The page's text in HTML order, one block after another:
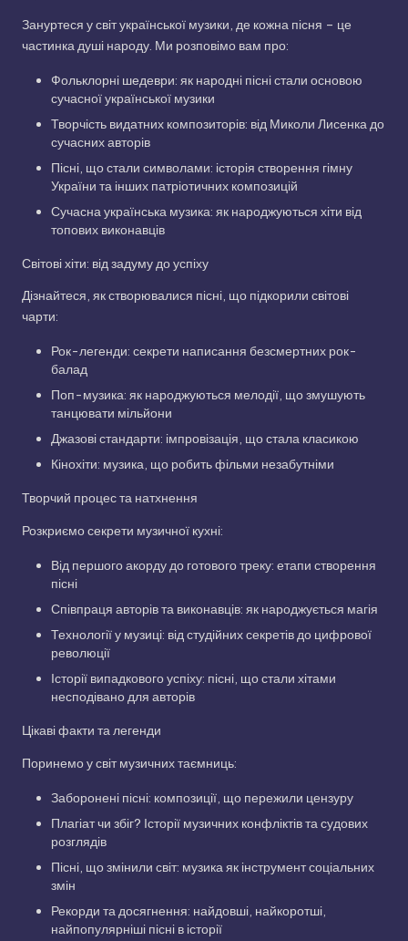
Зануртеся у світ української музики, де кожна пісня – це
частинка душі народу. Ми розповімо вам про:
Фольклорні шедеври: як народні пісні стали основою
сучасної української музики
Творчість видатних композиторів: від Миколи Лисенка до
сучасних авторів
Пісні, що стали символами: історія створення гімну
України та інших патріотичних композицій
Сучасна українська музика: як народжуються хіти від
топових виконавців
Світові хіти: від задуму до успіху
Дізнайтеся, як створювалися пісні, що підкорили світові
чарти:
Рок-легенди: секрети написання безсмертних рок-
балад
Поп-музика: як народжуються мелодії, що змушують
танцювати мільйони
Джазові стандарти: імпровізація, що стала класикою
Кінохіти: музика, що робить фільми незабутніми
Творчий процес та натхнення
Розкриємо секрети музичної кухні:
Від першого акорду до готового треку: етапи створення
пісні
Співпраця авторів та виконавців: як народжується магія
Технології у музиці: від студійних секретів до цифрової
революції
Історії випадкового успіху: пісні, що стали хітами
несподівано для авторів
Цікаві факти та легенди
Поринемо у світ музичних таємниць:
Заборонені пісні: композиції, що пережили цензуру
Плагіат чи збіг? Історії музичних конфліктів та судових
розглядів
Пісні, що змінили світ: музика як інструмент соціальних
змін
Рекорди та досягнення: найдовші, найкоротші,
найпопулярніші пісні в історії